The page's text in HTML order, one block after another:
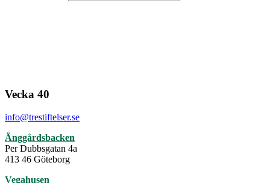
Vecka 40
info@trestiftelser.se
Änggårdsbacken
Per Dubbsgatan 4a
413 46 Göteborg
Vegahusen